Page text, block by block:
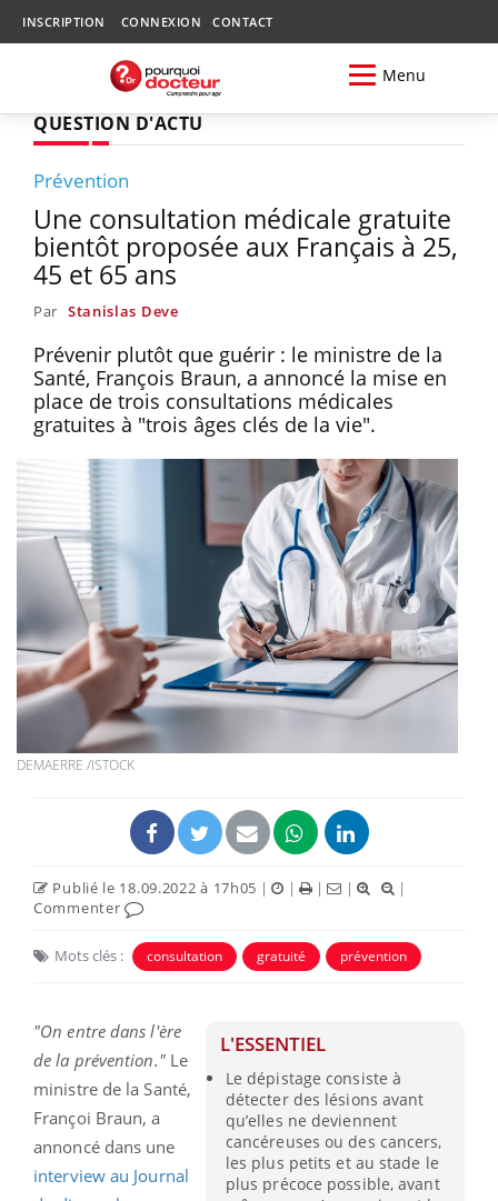
INSCRIPTION CONNEXION CONTACT
Menu
QUESTION D'ACTU
Prévention
Une consultation médicale gratuite
bientôt proposée aux Français à 25,
45 et 65 ans
Par Stanislas Deve
Prévenir plutôt que guérir : le ministre de la
Santé, François Braun, a annoncé la mise en
place de trois consultations médicales
gratuites à "trois âges clés de la vie".
DEMAERRE /ISTOCK
Publié le 18.09.2022 à 17h05 | | | |
|
Commenter
Mots clés : consultation gratuité prévention
L'ESSENTIEL
Le dépistage consiste à
détecter des lésions avant
qu’elles ne deviennent
cancéreuses ou des cancers,
les plus petits et au stade le
plus précoce possible, avant
"On entre dans l'ère
de la prévention."Le
ministre de la Santé,
Françoi Braun, a
annoncé dans une
interview au Journal